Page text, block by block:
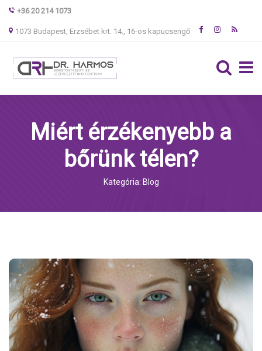
+36 20 214 1073
1073 Budapest, Erzsébet krt. 14., 16-os kapucsengő
Miért érzékenyebb a
bőrünk télen?
Kategória: Blog